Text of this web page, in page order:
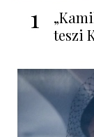
1
teszi